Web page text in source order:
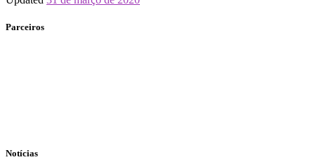
Parceiros
Notícias